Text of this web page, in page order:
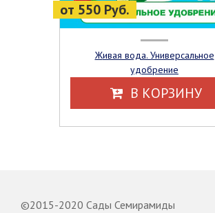
от 550 Руб.
Живая вода. Универсальное
удобрение
В КОРЗИНУ
©2015-2020 Сады Семирамиды